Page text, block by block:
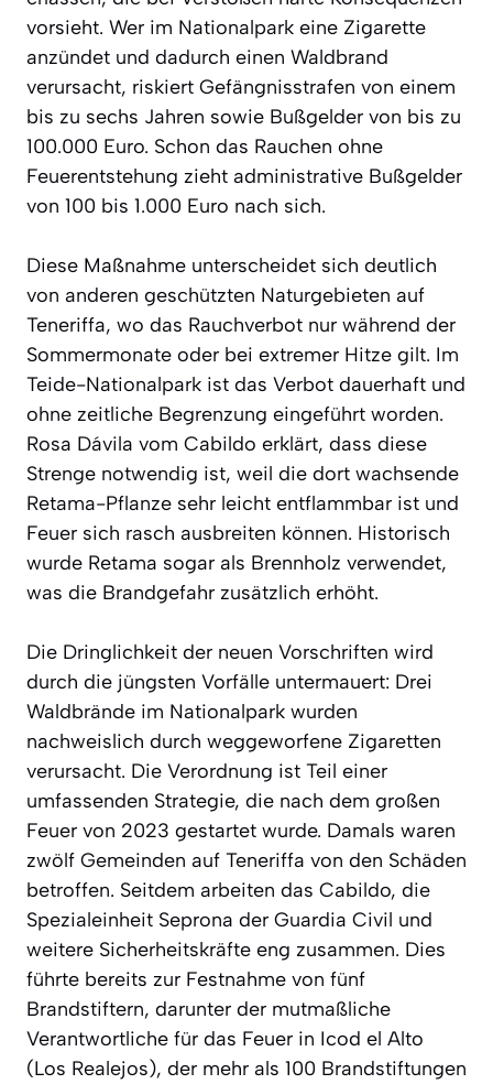
vorsieht. Wer im Nationalpark eine Zigarette
anzündet und dadurch einen Waldbrand
verursacht, riskiert Gefängnisstrafen von einem
bis zu sechs Jahren sowie Bußgelder von bis zu
100.000 Euro. Schon das Rauchen ohne
Feuerentstehung zieht administrative Bußgelder
von 100 bis 1.000 Euro nach sich.
Diese Maßnahme unterscheidet sich deutlich
von anderen geschützten Naturgebieten auf
Teneriffa, wo das Rauchverbot nur während der
Sommermonate oder bei extremer Hitze gilt. Im
Teide-Nationalpark ist das Verbot dauerhaft und
ohne zeitliche Begrenzung eingeführt worden.
Rosa Dávila vom Cabildo erklärt, dass diese
Strenge notwendig ist, weil die dort wachsende
Retama-Pflanze sehr leicht entflammbar ist und
Feuer sich rasch ausbreiten können. Historisch
wurde Retama sogar als Brennholz verwendet,
was die Brandgefahr zusätzlich erhöht.
Die Dringlichkeit der neuen Vorschriften wird
durch die jüngsten Vorfälle untermauert: Drei
Waldbrände im Nationalpark wurden
nachweislich durch weggeworfene Zigaretten
verursacht. Die Verordnung ist Teil einer
umfassenden Strategie, die nach dem großen
Feuer von 2023 gestartet wurde. Damals waren
zwölf Gemeinden auf Teneriffa von den Schäden
betroffen. Seitdem arbeiten das Cabildo, die
Spezialeinheit Seprona der Guardia Civil und
weitere Sicherheitskräfte eng zusammen. Dies
führte bereits zur Festnahme von fünf
Brandstiftern, darunter der mutmaßliche
Verantwortliche für das Feuer in Icod el Alto
(Los Realejos), der mehr als 100 Brandstiftungen